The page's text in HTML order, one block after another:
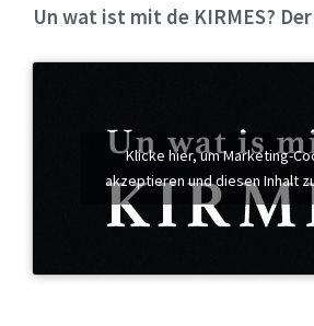
Un wat ist mit de KIRMES?
Klicke hier, um Marketing-
akzeptieren und diesen Inhalt